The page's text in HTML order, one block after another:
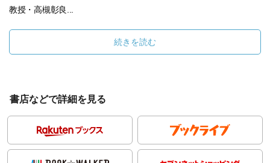
教授・高槻彰良...
続きを読む
書店などで詳細を見る